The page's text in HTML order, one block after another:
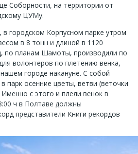
Соборности, на территории от
ЦУМу.
в городском Корпусном парке утром
в 8 тонн и длиной в 1120
по планам Шамоты, производили по
волонтеров по плетению венка,
городе накануне. С собой
парк осенние цветы, ветви (веточки
с этого и плели венок в
ч в Полтаве должны
представители Книги рекордов